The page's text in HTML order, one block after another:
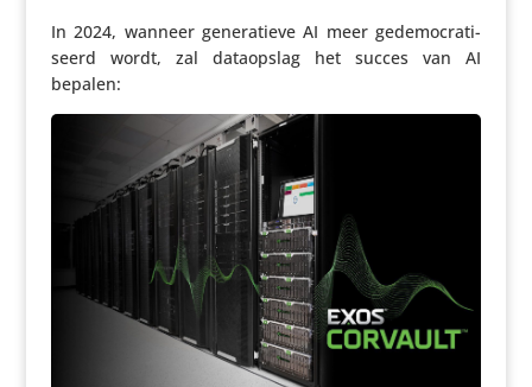
In 2024, wanneer gene­ra­tieve AI meer gede­mo­cra­ti­
seerd wordt, zal data­op­slag het succes van AI
bepalen: